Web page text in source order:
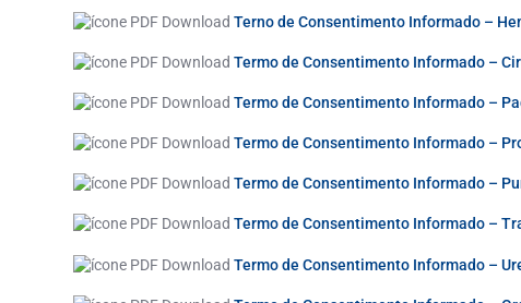
Terno de Consentimento Informado –
Termo de Consentimento Informado –
Termo de Consentimento Informado –
Termo de Consentimento Informado –
Termo de Consentimento Informado –
Termo de Consentimento Informado –
Termo de Consentimento Informado –